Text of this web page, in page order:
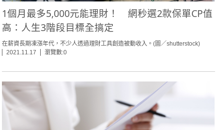
1個月最多5,000元能理財！ 網秒選2款保單CP值
高：人生3階段目標全搞定
在薪資長期凍漲年代，不少人透過理財工具創造被動收入。(圖／shutterstock)
2021.11.17
瀏覽數:0